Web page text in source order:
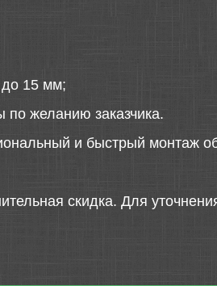
15 мм;
по желанию заказчика.
и быстрый монтаж
скидка. Для